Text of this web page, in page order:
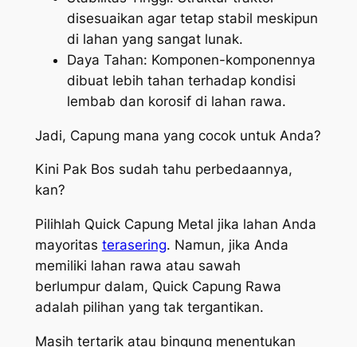
disesuaikan agar tetap stabil meskipun
di lahan yang sangat lunak.
Daya Tahan: Komponen-komponennya
dibuat lebih tahan terhadap kondisi
lembab dan korosif di lahan rawa.
Jadi, Capung mana yang cocok untuk Anda?
Kini Pak Bos sudah tahu perbedaannya,
kan?
Pilihlah Quick Capung Metal jika lahan Anda
mayoritas terasering. Namun, jika Anda
memiliki lahan rawa atau sawah
berlumpur dalam, Quick Capung Rawa
adalah pilihan yang tak tergantikan.
Masih tertarik atau bingung menentukan